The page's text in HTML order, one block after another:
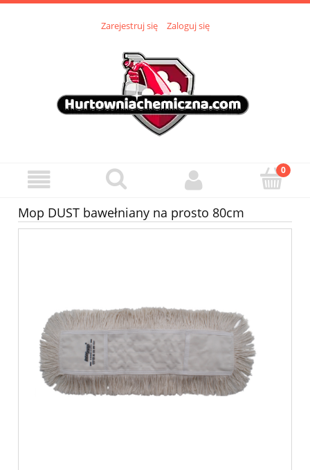
Zarejestruj się Zaloguj się
Mop DUST bawełniany na prosto 80cm